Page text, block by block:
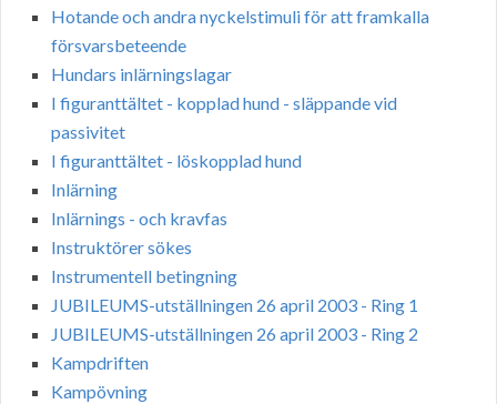
Hotande och andra nyckelstimuli för att framkalla
försvarsbeteende
Hundars inlärningslagar
I figuranttältet - kopplad hund - släppande vid
passivitet
I figuranttältet - löskopplad hund
Inlärning
Inlärnings - och kravfas
Instruktörer sökes
Instrumentell betingning
JUBILEUMS-utställningen 26 april 2003 - Ring 1
JUBILEUMS-utställningen 26 april 2003 - Ring 2
Kampdriften
Kampövning